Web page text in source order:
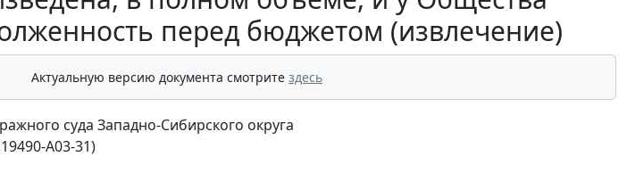
перед бюджетом (извлечение)
Актуальную версию документа смотрите здесь
суда Западно-Сибирского округа
А03-31)